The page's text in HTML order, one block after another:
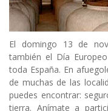
El domingo 13 de
también el Día
toda España. En
de muchas de las
puedes encontrar:
tierra. Anímate a